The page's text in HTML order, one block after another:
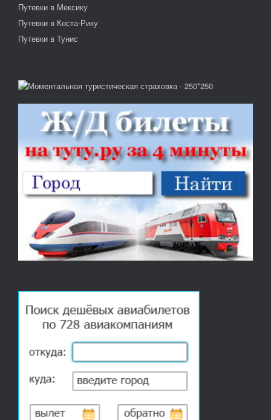
Путевки в Мексику
Путевки в Коста-Рику
Путевки в Тунис